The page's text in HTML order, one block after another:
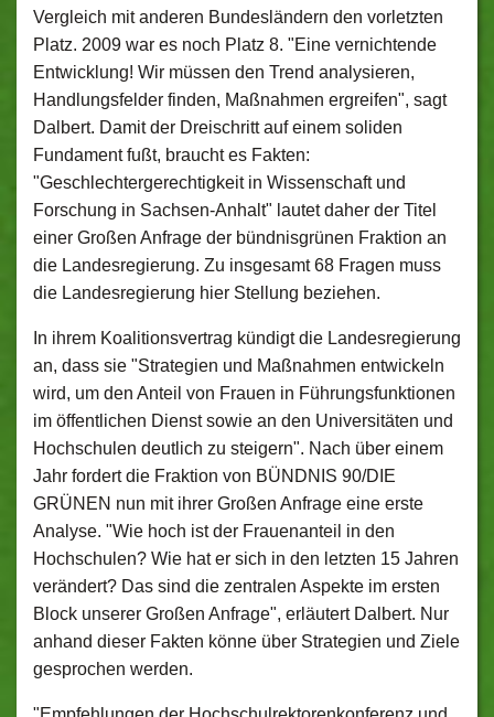
Vergleich mit anderen Bundesländern den vorletzten
Platz. 2009 war es noch Platz 8. "Eine vernichtende
Entwicklung! Wir müssen den Trend analysieren,
Handlungsfelder finden, Maßnahmen ergreifen", sagt
Dalbert. Damit der Dreischritt auf einem soliden
Fundament fußt, braucht es Fakten:
"Geschlechtergerechtigkeit in Wissenschaft und
Forschung in Sachsen-Anhalt" lautet daher der Titel
einer Großen Anfrage der bündnisgrünen Fraktion an
die Landesregierung. Zu insgesamt 68 Fragen muss
die Landesregierung hier Stellung beziehen.
In ihrem Koalitionsvertrag kündigt die Landesregierung
an, dass sie "Strategien und Maßnahmen entwickeln
wird, um den Anteil von Frauen in Führungsfunktionen
im öffentlichen Dienst sowie an den Universitäten und
Hochschulen deutlich zu steigern". Nach über einem
Jahr fordert die Fraktion von BÜNDNIS 90/DIE
GRÜNEN nun mit ihrer Großen Anfrage eine erste
Analyse. "Wie hoch ist der Frauenanteil in den
Hochschulen? Wie hat er sich in den letzten 15 Jahren
verändert? Das sind die zentralen Aspekte im ersten
Block unserer Großen Anfrage", erläutert Dalbert. Nur
anhand dieser Fakten könne über Strategien und Ziele
gesprochen werden.